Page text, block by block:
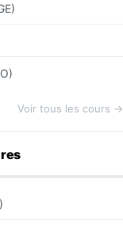
Voir tous les cours →